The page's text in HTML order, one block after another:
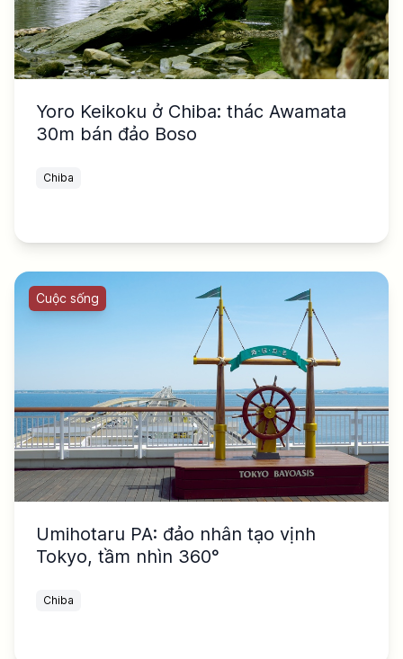
Yoro Keikoku ở Chiba: thác Awamata
30m bán đảo Boso
Chiba
Cuộc sống
Umihotaru PA: đảo nhân tạo vịnh
Tokyo, tầm nhìn 360°
Chiba